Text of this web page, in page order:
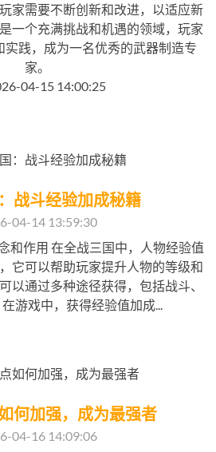
家需要不断创新和改进，以适应新
一个充满挑战和机遇的领域，玩家
实践，成为一名优秀的武器制造专
家。
04-15 14:00:25
战斗经验加成秘籍
04-14 13:59:30
和作用 在全战三国中，人物经验值
它可以帮助玩家提升人物的等级和
以通过多种途径获得，包括战斗、
游戏中，获得经验值加成...
何加强，成为最强者
04-16 14:09:06